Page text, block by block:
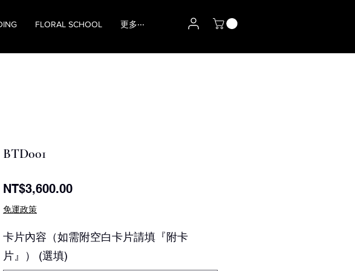
FLORAL SCHOOL 更多‧‧‧
BTD001
NT$3,600.00價
免運政策
卡片內容（如需附空白卡片請填『附卡
片』） (選填)